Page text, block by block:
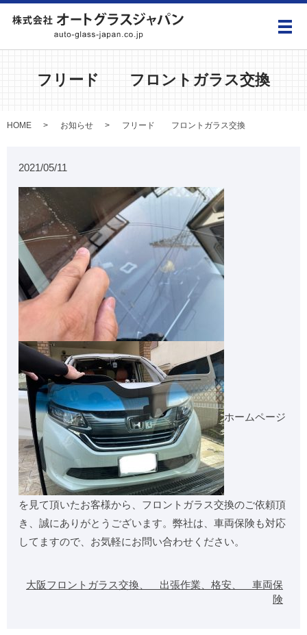
メ
フリード フロントガラス交換
HOME お知らせ フリード フロントガラス交換
2021/05/11
ホームページ
を見て頂いたお客様から、フロントガラス交換のご依頼頂
き、誠にありがとうございます。弊社は、車両保険も対応
してますので、お気軽にお問い合わせください。
大阪フロントガラス交換、 出張作業、格安、 車両保
険